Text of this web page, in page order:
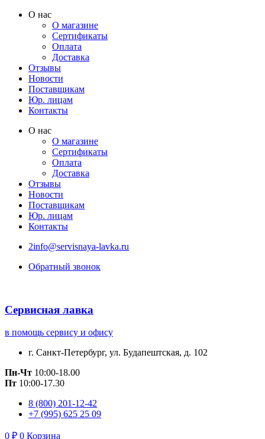
Перейти
содержимому
О нас
О магазине
Сертификаты
Оплата
Доставка
Отзывы
Новости
Поставщикам
Юр. лицам
Контакты
О нас
О магазине
Сертификаты
Оплата
Доставка
Отзывы
Новости
Поставщикам
Юр. лицам
Контакты
2info@servisnaya-lavka.ru
Обратный звонок
Сервисная лавка
в помощь сервису и офису
г. Санкт-Петербург, ул. Будапештская, д. 102
Пн-Чт 10:00-18.00
Пт 10:00-17.30
8 (800) 201-12-42
+7 (995) 625 25 09
0 ₽ 0 Корзина